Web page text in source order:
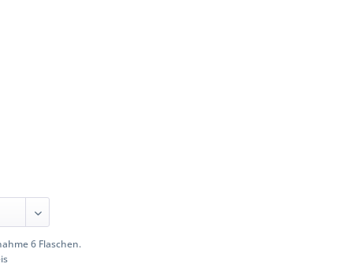
6 Flaschen.